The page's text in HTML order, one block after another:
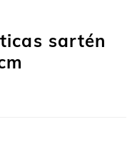
sartén